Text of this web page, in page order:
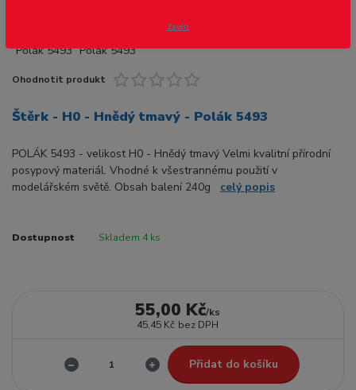
Ohodnotit produkt
Štěrk - H0 - Hnědý tmavý - Polák 5493
POLÁK 5493 - velikost H0 - Hnědý tmavý Velmi kvalitní přírodní
posypový materiál. Vhodné k všestrannému použití v
modelářském světě. Obsah balení 240g celý popis
Dostupnost Skladem 4 ks
55,00 Kč/ks
45,45 Kč bez DPH
Přidat do košíku
Zavřít